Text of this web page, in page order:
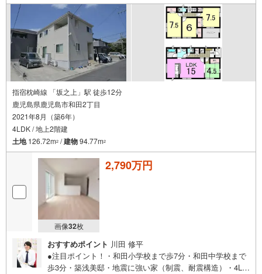
指宿枕崎線 「坂之上」駅 徒歩12分
鹿児島県鹿児島市和田2丁目
2021年8月（築6年）
4LDK / 地上2階建
土地126.72m2 /建物94.77m2
画像32枚
2,790万円
おすすめポイント 川田 修平
●注目ポイント！・和田小学校まで歩7分・和田中学校まで
歩3分・築浅美邸・地震に強い家（制震、耐震構造）・4LD